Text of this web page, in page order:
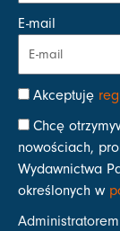
E-mail
Akceptuję
Chcę
nowościach,
Wydawnictwa
określonych w